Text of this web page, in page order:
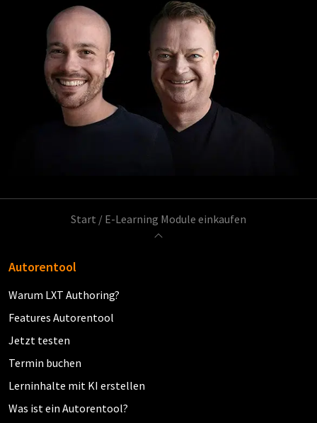
Start / E-Learning Module einkaufen
Autorentool
Warum LXT Authoring?
Features Autorentool
Jetzt testen
Termin buchen
Lerninhalte mit KI erstellen
Was ist ein Autorentool?